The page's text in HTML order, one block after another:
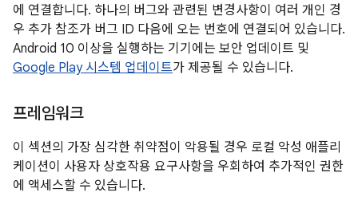
에 연결합니다. 하나의 버그와 관련된 변경사항이 여러 개인 경
우 추가 참조가 버그 ID 다음에 오는 번호에 연결되어 있습니다.
Android 10 이상을 실행하는 기기에는 보안 업데이트 및
Google Play 시스템 업데이트가 제공될 수 있습니다.
프레임워크
이 섹션의 가장 심각한 취약점이 악용될 경우 로컬 악성 애플리
케이션이 사용자 상호작용 요구사항을 우회하여 추가적인 권한
에 액세스할 수 있습니다.